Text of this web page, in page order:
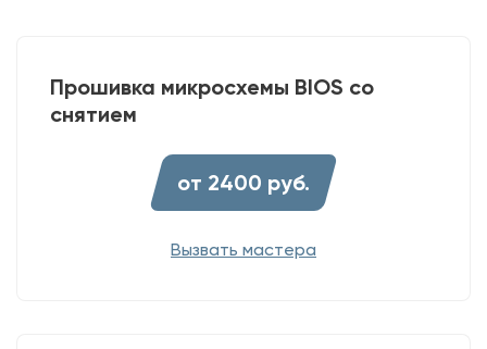
Прошивка микросхемы BIOS со
снятием
от 2400 руб.
Вызвать мастера